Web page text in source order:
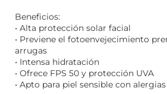
Beneficios:
• Alta protección solar facial
• Previene el fotoenvejecimiento
arrugas
• Intensa hidratación
• Ofrece FPS 50 y protección UVA
• Apto para piel sensible con